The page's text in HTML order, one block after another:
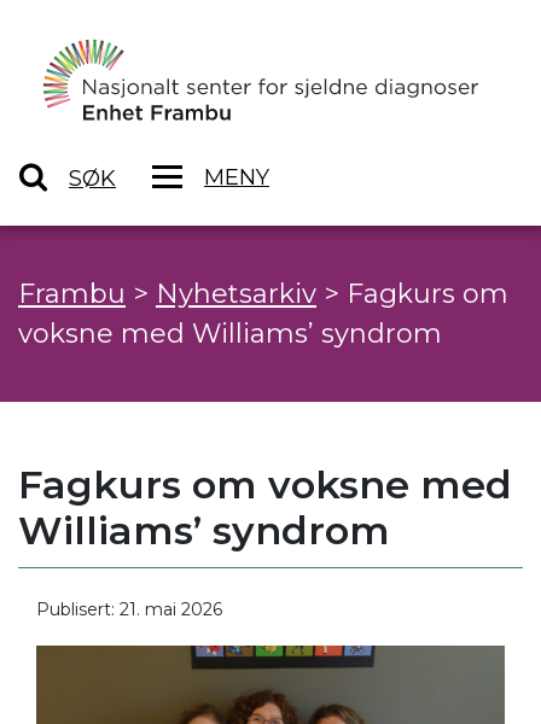
SØK MENY
Frambu > Nyhetsarkiv > Fagkurs om
voksne med Williams’ syndrom
Fagkurs om voksne med
Williams’ syndrom
Publisert: 21. mai 2026